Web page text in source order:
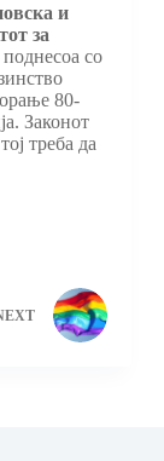
и
за
со
80-
Законот
треба да